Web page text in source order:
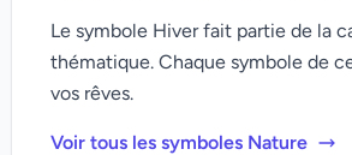
Le symbole Hiver fait partie de la
thématique. Chaque symbole de
vos rêves.
Voir tous les symboles Nature